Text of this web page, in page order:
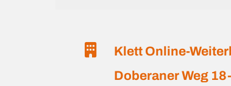
Klett Online-
Doberaner Weg